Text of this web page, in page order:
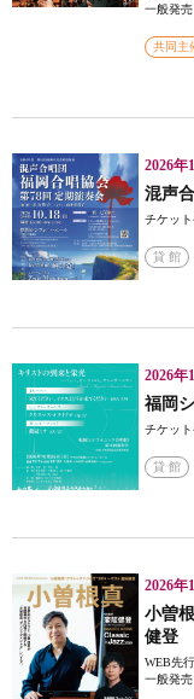
一般発売
共同主
2026年
混声
チケット
貸 館
2026年
福岡
チケット
貸 館
2026年
小曽
健登
WEB先
一般発売